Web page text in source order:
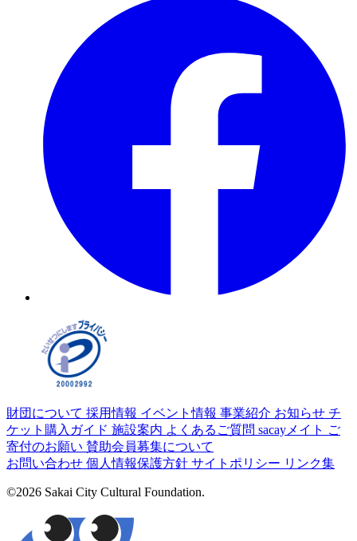
財団について 採用情報 イベント情報 事業紹介 お知らせ チ
ケット購入ガイド 施設案内 よくあるご質問 sacayメイト ご
寄付のお願い 賛助会員募集について
お問い合わせ 個人情報保護方針 サイトポリシー リンク集
©2026 Sakai City Cultural Foundation.